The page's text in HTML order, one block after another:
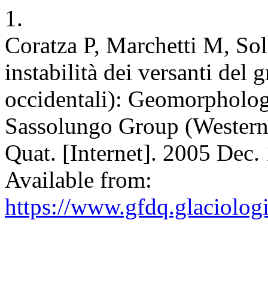
1.
Coratza P, Marchetti M,
instabilità dei versanti del
occidentali):
Sassolungo Group
Quat. [Internet]. 2005
Available from:
https://